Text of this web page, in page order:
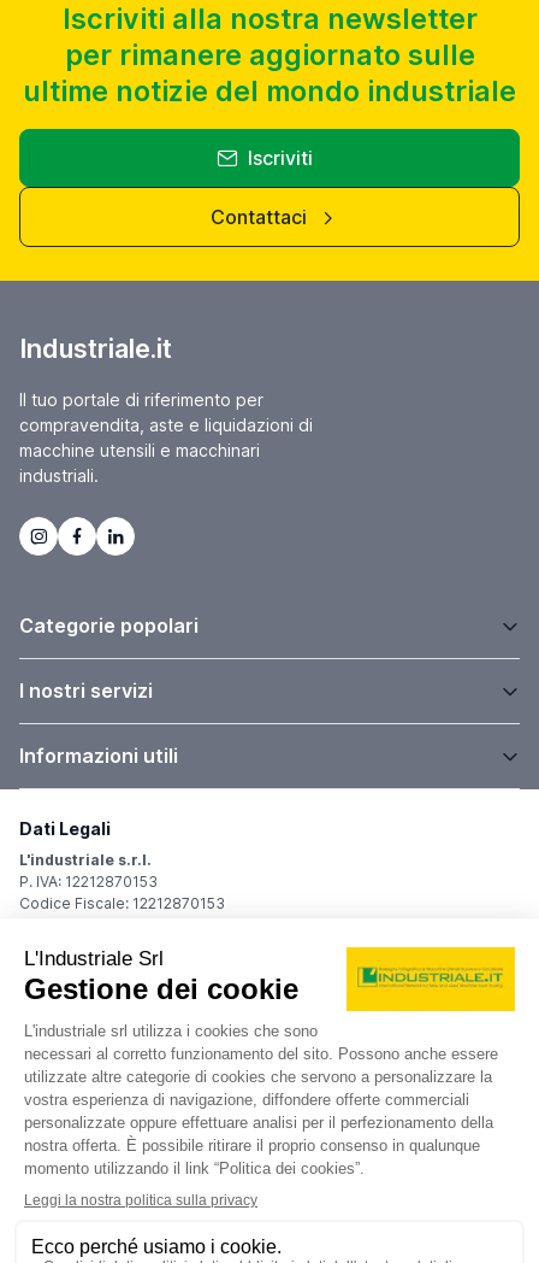
Iscriviti alla nostra newsletter
per rimanere aggiornato sulle
ultime notizie del mondo industriale
Iscriviti
Contattaci
Industriale.it
Il tuo portale di riferimento per
compravendita, aste e liquidazioni di
macchine utensili e macchinari
industriali.
Categorie popolari
I nostri servizi
Informazioni utili
Dati Legali
L'industriale s.r.l.
P. IVA: 12212870153
Codice Fiscale: 12212870153
Sede Legale
Via Carlo Dolci, 32
20148 Milano (MI)
Italy
Registro Imprese
Iscrizione R.I.: 12212870153
REA: MI-1539011
Capitale sociale: Euro 10.400,00 i.v.
Contatti
info@industriale.it